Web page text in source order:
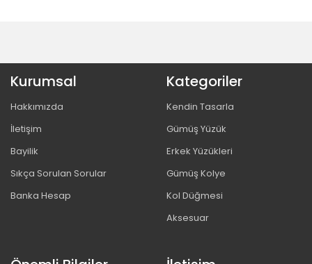
Kurumsal
Hakkımızda
İletişim
Bayilik
Sıkça Sorulan Sorular
Banka Hesap
Kategoriler
Kendin Tasarla
Gümüş Yüzük
Erkek Yüzükleri
Gümüş Kolye
Kol Düğmesi
Aksesuar